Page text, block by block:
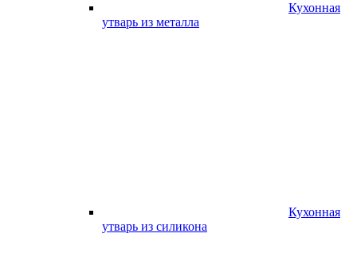
Кухонная
утварь из металла
Кухонная
утварь из силикона